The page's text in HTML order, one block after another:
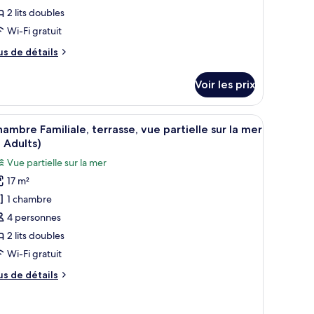
:
2 lits doubles
Wi-Fi gratuit
de détails
Voir les prix
une table de chevet avec un téléphone et un luminaire fixé au mur.
:
Une chambre d’hôtel avec un lit bien fait,
5
Familiale, terrasse, vue partielle sur la mer
Adults)
Vue partielle sur la mer
17 m²
1 chambre
4 personnes
2 lits doubles
Wi-Fi gratuit
de détails